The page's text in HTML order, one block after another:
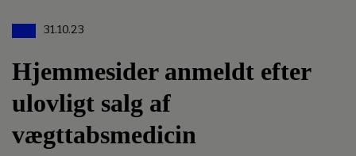
31.10.23
Hjemmesider anmeldt efter
ulovligt salg af
vægttabsmedicin